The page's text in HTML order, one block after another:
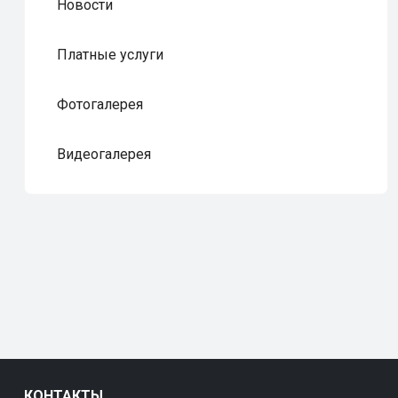
Новости
Платные услуги
Фотогалерея
Видеогалерея